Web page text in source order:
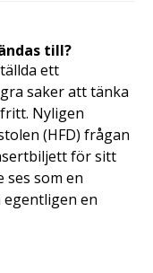
till?
ett
saker att tänka
Nyligen
(HFD) frågan
för sitt
ses som en
en